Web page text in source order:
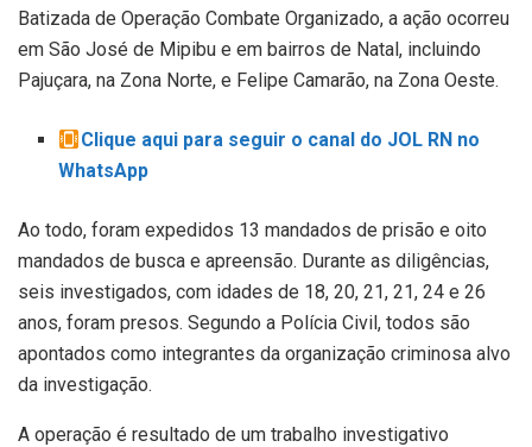
Batizada de Operação Combate Organizado, a ação ocorreu
em São José de Mipibu e em bairros de Natal, incluindo
Pajuçara, na Zona Norte, e Felipe Camarão, na Zona Oeste.
Clique aqui para seguir o canal do JOL RN no
WhatsApp
Ao todo, foram expedidos 13 mandados de prisão e oito
mandados de busca e apreensão. Durante as diligências,
seis investigados, com idades de 18, 20, 21, 21, 24 e 26
anos, foram presos. Segundo a Polícia Civil, todos são
apontados como integrantes da organização criminosa alvo
da investigação.
A operação é resultado de um trabalho investigativo